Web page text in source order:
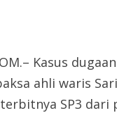
Kasus
ahli waris
SP3